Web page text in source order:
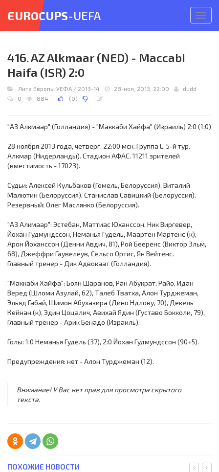
меню
EUROCUPS-UEFA
416. AZ Alkmaar (NED) - Maccabi
Haifa (ISR) 2:0
Лига Европы УЕФА / 2013-14 28-ноя, 2013, 22:00
dudd
0
884 (0)
"АЗ Алкмаар" (Голландия) - "Маккаби Хайфа" (Израиль) 2:0 (1:0)
28 ноября 2013 года, четверг. 22:00 мск. Группа L. 5-й тур.
Алкмар (Нидерланды). Стадион АФАС. 11211 зрителей
(вместимость - 17023).
Судьи: Алексей Кульбаков (Гомель, Белоруссия), Виталий
Малютин (Белоруссия), Станислав Савицкий (Белоруссия).
Резервный: Олег Маслянко (Белоруссия).
"АЗ Алкмаар": Эстебан, Маттиас Юханссон, Ник Виргевер,
Йохан Гудмундссон, Неманья Гудель, Маартен Мартенс (к),
Арон Йоханссон (Денни Авдич, 81), Рой Бееренс (Виктор Эльм,
68), Джеффри Гаувелеув, Сельсо Ортис, Ян Вейтенс.
Главный тренер - Дик Адвокаат (Голландия).
"Маккаби Хайфа": Боян Шаранов, Ран Абукрат, Райо, Идан
Веред (Шломи Азулай, 62), Талеб Тватха, Алон Турджеман,
Эльяд Габай, Шимон Абухазира (Дино Ндлову, 70), Декель
Кейнан (к), Эдин Цоцалич, Авихай Ядин (Густаво Бокколи, 79).
Главный тренер - Арик Бенадо (Израиль).
Голы: 1:0 Неманья Гудель (37), 2:0 Йохан Гудмундссон (90+5).
Предупреждения: нет - Алон Турджеман (12).
Внимание! У Вас нет прав для просмотра скрытого
текста.
ПОХОЖИЕ НОВОСТИ